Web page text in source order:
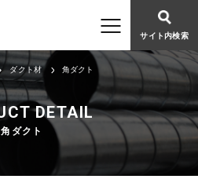
サイト内検索
角ダクト
ダクト材 角ダクト